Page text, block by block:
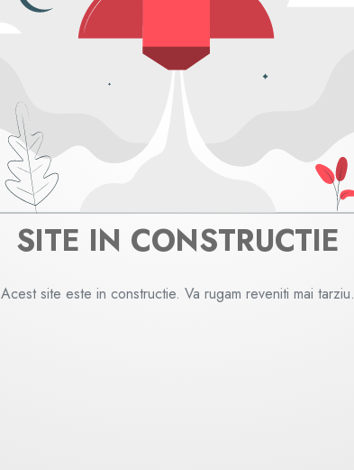
SITE IN CONSTRUCTIE
Acest site este in constructie. Va rugam reveniti mai tarziu.